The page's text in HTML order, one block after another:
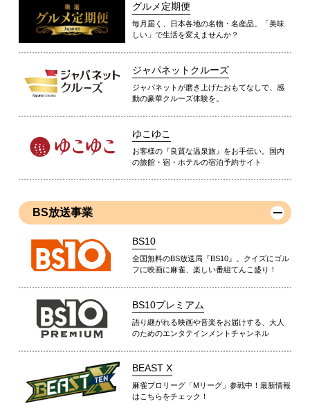
グルメ定期便
毎月届く、日本各地の名物・名産品。「美味
しい」で生活を変えませんか？
ジャパネットクルーズ
ジャパネットが磨き上げたおもてなしで、感
動の豪華クルーズ体験を。
ゆこゆこ
お客様の『良質な温泉旅』をお手伝い。国内
の旅館・宿・ホテルの宿泊予約サイト
BS放送事業
BS10
全国無料のBS放送局『BS10』。クイズにゴル
フに映画に麻雀、楽しい番組てんこ盛り！
BS10プレミアム
語り継がれる映画や音楽をお届けする、大人
のためのエンタテインメントチャンネル
BEAST X
麻雀プロリーグ「Mリーグ」参戦中！最新情報
はこちらをチェック！